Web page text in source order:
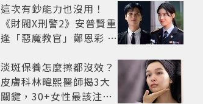
這次有鈔能力也沒用！
《財閥X刑警2》安普賢重
逢「惡魔教官」鄭恩彩 首
紅盤
淡斑保養怎麼擦都沒效？
皮膚科林暐熙醫師揭3大
關鍵，30+女性最該注意